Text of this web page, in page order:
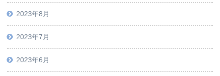
2023年8月
2023年7月
2023年6月